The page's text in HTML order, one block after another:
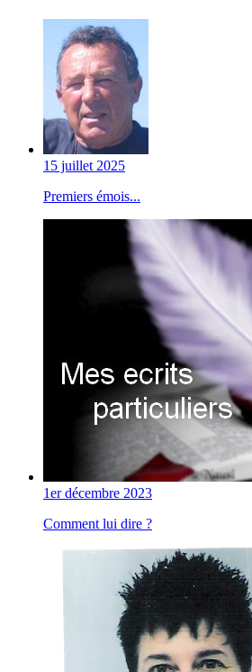
15 juillet 2025
Premiers émois...
1er décembre 2023
Comment lui dire ?